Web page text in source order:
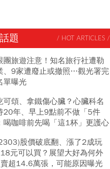
題 / HOT ARTICLES /
團旅遊注意！知名旅行社遭勒
、9家遭廢止或撤照…觀光署完
單曝光
可頌、拿鐵傷心臟？心臟科名
20年、早上9點前不做「5件
喝咖啡前先喝「這1杯」更護心
股價破底翻、漲了2成玩
元可以買？展望大好為何外
超14.6萬張，可能原因曝光